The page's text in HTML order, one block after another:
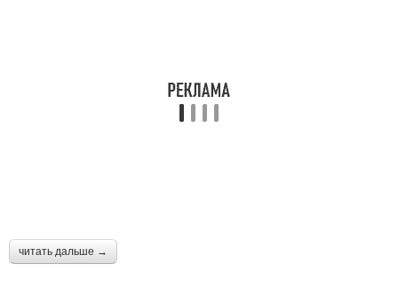
читать дальше →